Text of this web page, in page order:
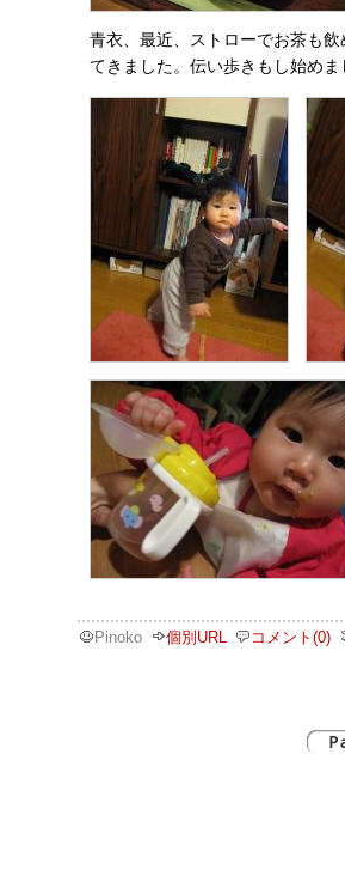
青衣、最近、ストローでお茶も
てきました。伝い歩きもし始めま
Pinoko 個別URL コメント(0)